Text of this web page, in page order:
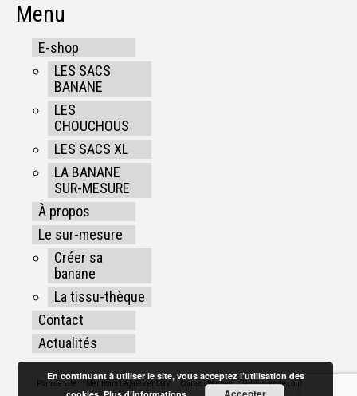
Menu
E-shop
LES SACS
BANANE
LES
CHOUCHOUS
LES SACS XL
LA BANANE
SUR-MESURE
À propos
Le sur-mesure
Créer sa
banane
La tissu-thèque
Contact
Actualités
Plan de site Mentions Légales et CGV Contact Rennes Politiques de confidentialité
En continuant à utiliser le site, vous acceptez l’utilisation des